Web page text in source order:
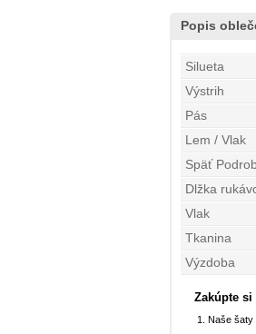
Popis
Silueta
Výstrih
Pás
Lem / Vlak
Späť
Dlžka
Vlak
Tkanina
Výzdoba
Zakúpte si
Naše šaty